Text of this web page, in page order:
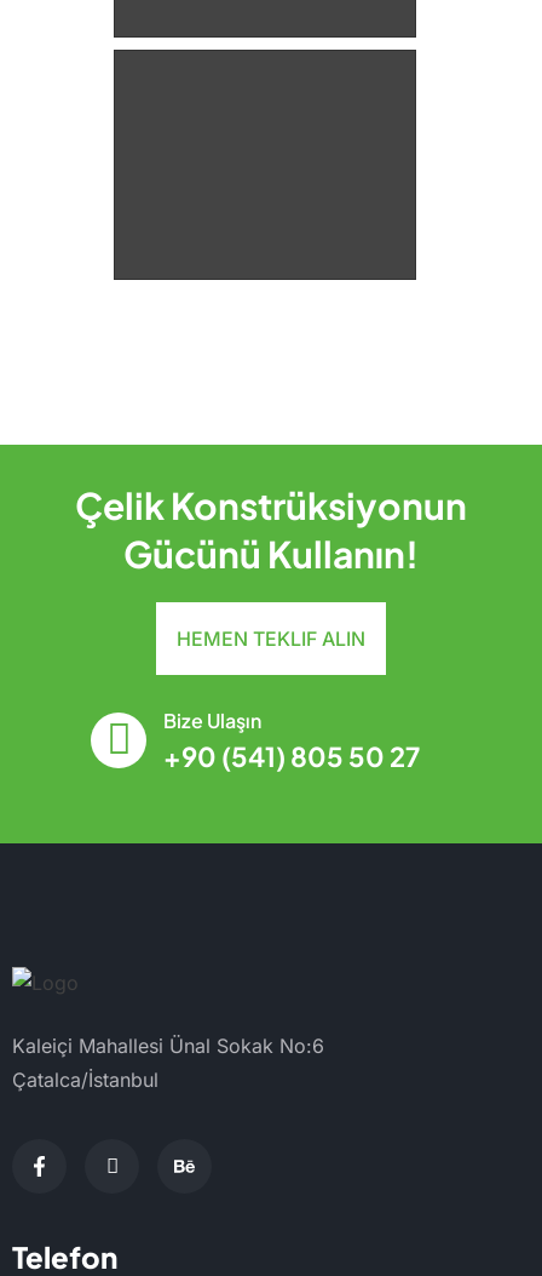
Çelik Konstrüksiyonun
Gücünü Kullanın!
HEMEN TEKLIF ALIN
Bize Ulaşın
+90 (541) 805 50 27
Kaleiçi Mahallesi Ünal Sokak No:6
Çatalca/İstanbul
Telefon